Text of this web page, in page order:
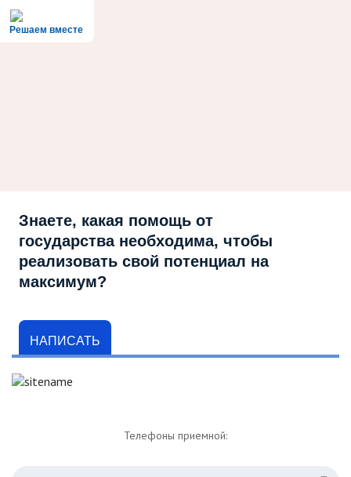
Решаем вместе
Знаете, какая помощь от
государства необходима, чтобы
реализовать свой потенциал на
максимум?
НАПИСАТЬ
Телефоны приемной: